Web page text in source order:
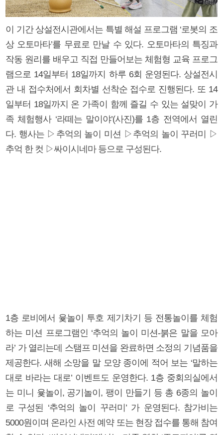
이 기간 상설전시관에서는 특별 해설 프로그램 ‘로봇의 조
상 오토마타’를 무료로 만날 수 있다. 오토마타의 특징과
작동 원리를 배우고 직접 만들어보는 체험형 교육 프로그
램으로 14일부터 18일까지 하루 6회 운영된다. 상설전시
관 내 접수처에서 회차별 선착순 접수로 진행된다. 또 14
일부터 18일까지 온 가족이 함께 즐길 수 있는 설맞이 가
족 체험행사 ‘라떼는 말이야’(사진)를 1층 전역에서 열린
다. 행사는 ▷추억의 놀이 미션 ▷추억의 놀이 꾸러미 ▷
추억 한 컷 ▷싸이시네마 등으로 구성된다.
1층 로비에서 윷놀이 투호 제기차기 등 전통놀이를 체험
하는 미션 프로그램인 ‘추억의 놀이 미션-붉은 말을 모아
라’ 가 열리는데 스탬프 미션을 완료하면 소정의 기념품을
제공한다. 새해 소망을 말 모양 종이에 적어 보는 ‘말하는
대로 바라는 대로’ 이벤트도 운영한다. 1층 중회의실에서
는 미니 윷놀이, 공기놀이, 팽이 만들기 등 총 6종의 놀이
로 구성된 ‘추억의 놀이 꾸러미’ 가 운영된다. 참가비는
5000원이며 온라인 사전 예약 또는 현장 접수를 통해 참여